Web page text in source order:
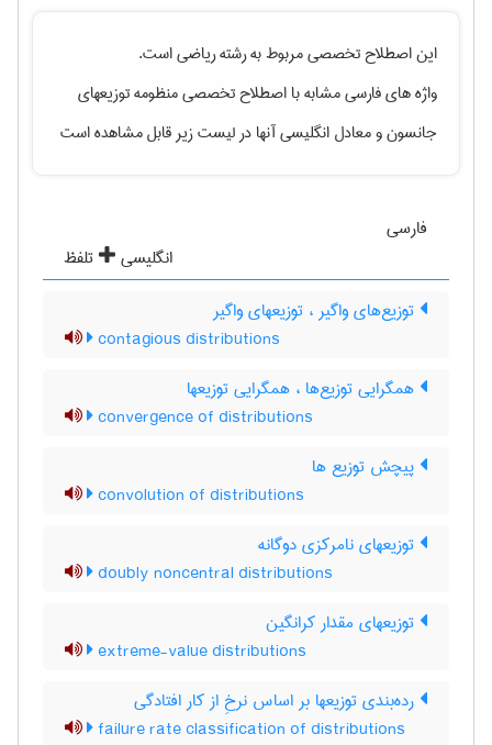
این اصطلاح تخصصی مربوط به رشتهرياضیاست.
واژه های فارسی مشابه با اصطلاح تخصصیمنظومه توزیعهای
جانسونو معادل انگلیسی آنها در لیست زیر قابل مشاهده است
فارسی
انگلیسی
تلفظ
توزیع‌های واگیر ، توزیعهای واگیر
contagious distributions
همگرایی توزیع‌ها ، همگرایی توزیعها
convergence of distributions
پیچش توزیع ها
convolution of distributions
توزیعهای نامرکزی دوگانه
doubly noncentral distributions
توزیعهای مقدار کرانگین
extreme-value distributions
رده‌بندی توزیعها بر اساس نرخِ از کار افتادگی
failure rate classification of distributions